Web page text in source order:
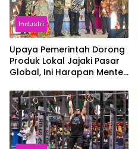
Industri
Upaya Pemerintah Dorong
Produk Lokal Jajaki Pasar
Global, Ini Harapan Menteri
dan IGT Expo 2026